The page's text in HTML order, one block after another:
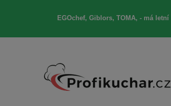
EGOchef, Giblors, TOMA, -má letní